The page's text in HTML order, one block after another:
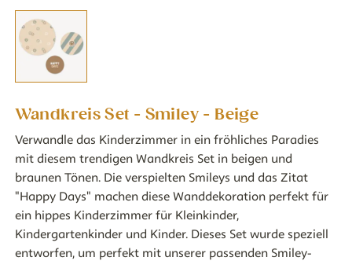
Wandkreis Set - Smiley - Beige
Verwandle das Kinderzimmer in ein fröhliches Paradies
mit diesem trendigen Wandkreis Set in beigen und
braunen Tönen. Die verspielten Smileys und das Zitat
"Happy Days" machen diese Wanddekoration perfekt für
ein hippes Kinderzimmer für Kleinkinder,
Kindergartenkinder und Kinder. Dieses Set wurde speziell
entworfen, um perfekt mit unserer passenden Smiley-